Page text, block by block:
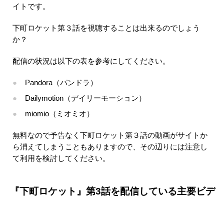
イトです。
下町ロケット第３話を視聴することは出来るのでしょう
か？
配信の状況は以下の表を参考にしてください。
Pandora（パンドラ）
Dailymotion（デイリーモーション）
miomio（ミオミオ）
無料なので予告なく下町ロケット第３話の動画がサイトか
ら消えてしまうこともありますので、その辺りには注意し
て利用を検討してください。
『下町ロケット』第3話を配信している主要ビデ